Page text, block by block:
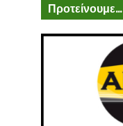
Προτείνουμε...